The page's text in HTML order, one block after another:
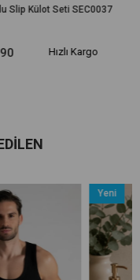
Seti SEC0037
Hızlı Kargo
Pamuk
₺509,90
Ürün